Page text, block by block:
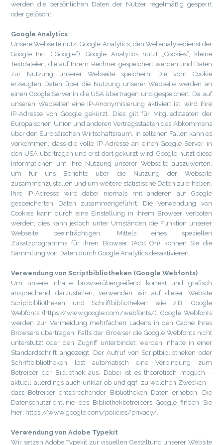
werden die persönlichen Daten der Nutzer regelmäßig gesperrt
oder gelöscht.
Google Analytics
Unsere Webseite nutzt Google Analytics, den Webanalysedienst der
Google Inc. („Google“). Google Analytics nutzt „Cookies“, kleine
Textdateien, die auf Ihrem Rechner gespeichert werden und Daten
zur Nutzung unserer Webseite speichern. Die vom Cookie
erzeugten Daten über die Nutzung unserer Webseite werden an
einen Google Server in die USA übertragen und gespeichert. Da auf
unseren Webseiten eine IP-Anonymisierung aktiviert ist, wird Ihre
IP-Adresse von Google gekürzt. Dies gilt für Mitgliedstaaten der
Europäischen Union und anderen Vertragsstaaten des Abkommens
über den Europäischen Wirtschaftsraum. In seltenen Fällen kann es
vorkommen, dass die volle IP-Adresse an einen Google Server in
den USA übertragen und erst dort gekürzt wird. Google nutzt diese
Informationen um Ihre Nutzung unserer Webseite auszuwerten,
um für uns Berichte über die Nutzung der Webseite
zusammenzustellen und um weitere statistische Daten zu erheben.
Ihre IP-Adresse wird dabei niemals mit anderen auf Google
gespeicherten Daten zusammengeführt. Die Verwendung von
Cookies kann durch eine Einstellung in ihrem Browser verboten
werden; dies kann jedoch unter Umständen die Funktion unserer
Webseite beeinträchtigen. Mittels eines speziellen
Zusatzprogramms für ihren Browser (Add On) können Sie die
Sammlung von Daten durch Google Analytics desaktivieren.
Verwendung von Scriptbibliotheken (Google Webfonts)
Um unsere Inhalte browserübergreifend korrekt und grafisch
ansprechend darzustellen, verwenden wir auf dieser Website
Scriptbibliotheken und Schriftbibliotheken wie z.B. Google
Webfonts (https://www.google.com/webfonts/). Google Webfonts
werden zur Vermeidung mehrfachen Ladens in den Cache Ihres
Browsers übertragen. Falls der Browser die Google Webfonts nicht
unterstützt oder den Zugriff unterbindet, werden Inhalte in einer
Standardschrift angezeigt. Der Aufruf von Scriptbibliotheken oder
Schriftbibliotheken löst automatisch eine Verbindung zum
Betreiber der Bibliothek aus. Dabei ist es theoretisch möglich –
aktuell allerdings auch unklar ob und ggf. zu welchen Zwecken –
dass Betreiber entsprechender Bibliotheken Daten erheben. Die
Datenschutzrichtlinie des Bibliothekbetreibers Google finden Sie
hier: https://www.google.com/policies/privacy/.
Verwendung von Adobe Typekit
Wir setzen Adobe Typekit zur visuellen Gestaltung unserer Website